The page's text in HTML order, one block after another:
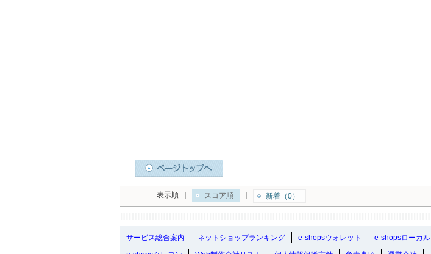
表示順 スコア順 新着（0）
サービス総合案内 ネットショップランキング e-shopsウォレット e-shopsローカル